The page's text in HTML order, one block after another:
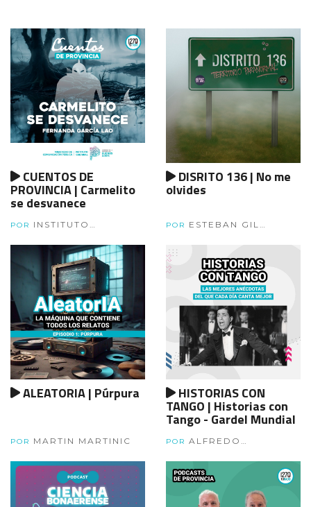
CUENTOS DE
PROVINCIA | Carmelito
se desvanece
POR
INSTITUTO
DISRITO 136 | No me
olvides
POR
ESTEBAN GIL
ESTEBAN GORAL
ALEATORIA | Púrpura
POR MARTIN MARTINIC
HISTORIAS CON
TANGO | Historias con
Tango - Gardel Mundial
POR ALFREDO